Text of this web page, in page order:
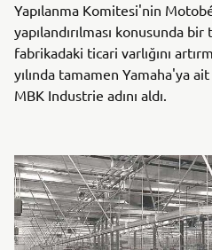
Yapılanma Komitesi'nin
yapılandırılması konusunda
fabrikadaki ticari varlığını
yılında tamamen Yamaha'ya
MBK Industrie adını aldı.